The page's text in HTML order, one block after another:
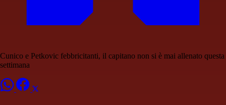
Cunico e Petkovic febbricitanti, il capitano non si è mai allenato questa
settimana